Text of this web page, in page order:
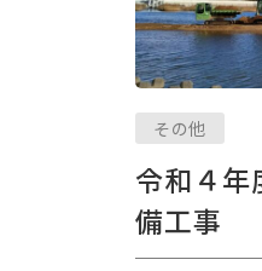
その他
令和４
備工事